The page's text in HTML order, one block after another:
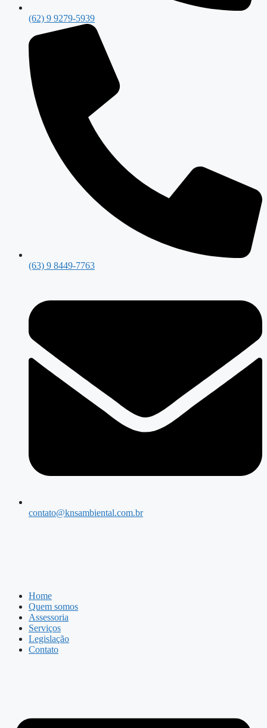
(62) 9 9279-5939
(63) 9 8449-7763
contato@knsambiental.com.br
Home
Quem somos
Assessoria
Serviços
Legislação
Contato